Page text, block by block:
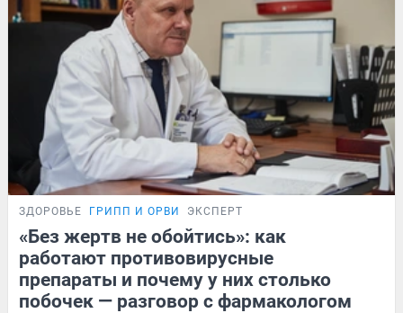
ЗДОРОВЬЕ ГРИПП И ОРВИ ЭКСПЕРТ
«Без жертв не обойтись»: как
работают противовирусные
препараты и почему у них столько
побочек — разговор с фармакологом